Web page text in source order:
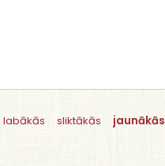
labākās sliktākās jaunākās